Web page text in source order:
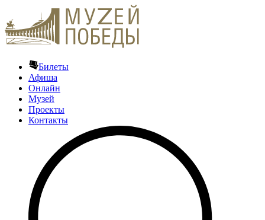
Билеты
Афиша
Онлайн
Музей
Проекты
Контакты